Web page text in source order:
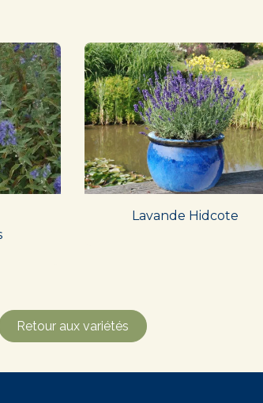
Lavande Hidcote
Retour aux variétés